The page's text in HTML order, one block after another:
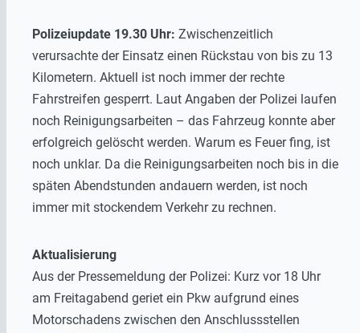
Polizeiupdate 19.30 Uhr: Zwischenzeitlich
verursachte der Einsatz einen Rückstau von bis zu 13
Kilometern. Aktuell ist noch immer der rechte
Fahrstreifen gesperrt. Laut Angaben der Polizei laufen
noch Reinigungsarbeiten – das Fahrzeug konnte aber
erfolgreich gelöscht werden. Warum es Feuer fing, ist
noch unklar. Da die Reinigungsarbeiten noch bis in die
späten Abendstunden andauern werden, ist noch
immer mit stockendem Verkehr zu rechnen.
Aktualisierung
Aus der Pressemeldung der Polizei: Kurz vor 18 Uhr
am Freitagabend geriet ein Pkw aufgrund eines
Motorschadens zwischen den Anschlussstellen